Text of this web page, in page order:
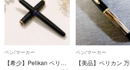
ペン/マーカー
【希少】Pelikan ペリカン 万年筆 ブラック ゴールド GERMANY
ペン/マーカー